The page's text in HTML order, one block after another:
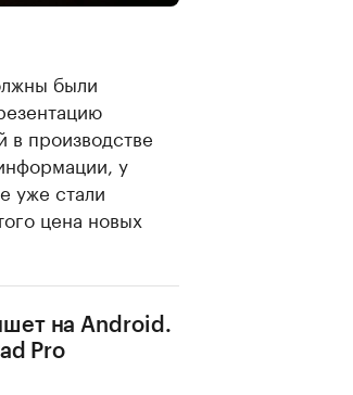
были
в производстве
у
уже стали
цена новых
на Android.
Pro